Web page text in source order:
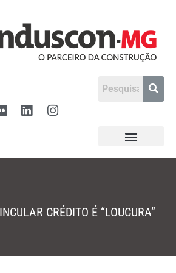
CRÉDITO É “LOUCURA”